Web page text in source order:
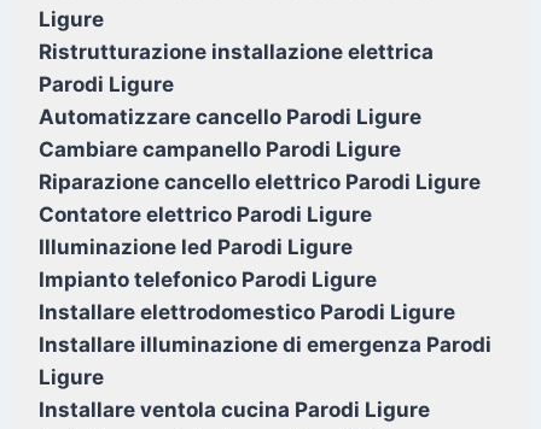
Ligure
Ristrutturazione installazione elettrica
Parodi Ligure
Automatizzare cancello Parodi Ligure
Cambiare campanello Parodi Ligure
Riparazione cancello elettrico Parodi Ligure
Contatore elettrico Parodi Ligure
Illuminazione led Parodi Ligure
Impianto telefonico Parodi Ligure
Installare elettrodomestico Parodi Ligure
Installare illuminazione di emergenza Parodi
Ligure
Installare ventola cucina Parodi Ligure